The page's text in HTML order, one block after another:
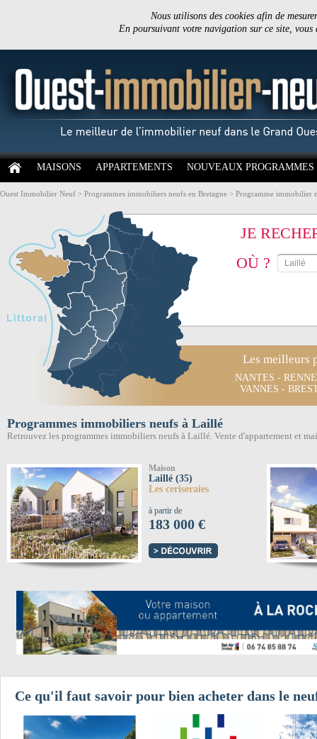
Nous utilisons des cookies afin de
En poursuivant votre navigation sur ce site,
MAISONS APPARTEMENTS NOUVEAUX PROGRAMMES
Ouest Immobilier Neuf > Programmes immobiliers neufs en Bretagne > Programme immobilier
JE
OÙ ?
Les meilleurs
NANTES -
VANNES -
Programmes immobiliers neufs à Laillé
Retrouvez les programmes immobiliers neufs à Laillé. Vente d'appartement et
Maison
Laillé (35)
Les ceriseraies
à partir de
183 000 €
Ce qu'il faut savoir pour bien acheter dans le